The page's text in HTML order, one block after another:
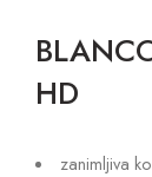
HD
zanimljiva